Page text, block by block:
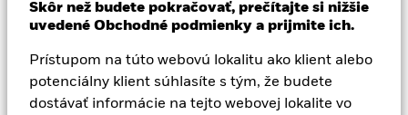
Skôr než budete pokračovať, prečítajte si nižšie
uvedené Obchodné podmienky a prijmite ich.
Prístupom na túto webovú lokalitu ako klient alebo
potenciálny klient súhlasíte s tým, že budete
dostávať informácie na tejto webovej lokalite vo
iShares
NAV k 07-aug-26
52 WK: 87,44 - 142,83
Zmena NAV za 1 deň k 07-aug-26
EUR 1,03 (0,83%)
Morningstar Rating